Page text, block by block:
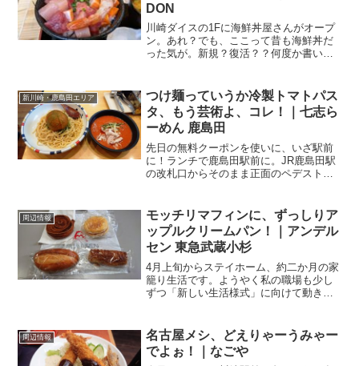
DON
川崎ダイスの1Fに海鮮丼屋さんがオープ
ン。あれ？でも、ここって昔も海鮮丼だ
った気が。新規？復活？？何度か書いて
整体に通ってます。で、その整体っての
はダイスの6Fなん...
新川崎・鹿島田エリア
つけ麺っていうか冷製トマトパス
タ、もう芸術よ、コレ！｜七志ら
ーめん 鹿島田
先日の無料クーポンを使いに、いざ駅前
に！ランチで鹿島田駅前に。JR鹿島田駅
の改札口からそのまま正面のペデストリ
目に通り過ぎて、階段の先の交差点にあ
るのが、こちらのお店。...
周辺情報
モッチリマフィンに、ずっしりア
ップルクリームパン！｜アンデル
セン 東急武蔵小杉
4月上旬からステイホーム、約二か月の家
籠り生活です。ようやく私の職場も少し
ずつ「新しい生活様式」に向けて動き出
私も久しぶりに昨日、出勤しましたよ！
と言っても、時短勤務で...
周辺情報
名古屋メシ、どえりゃーうみゃー
でよぉ！｜なごや